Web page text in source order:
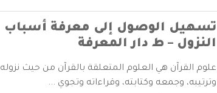
تسهيل الوصول إلى معرفة أسباب
النزول – ط دار المعرفة
علوم القرآن هي العلوم المتعلقة بالقرآن من حيث نزوله
وترتيبه، وجمعه وكتابته، وقراءاته وتجوي ...